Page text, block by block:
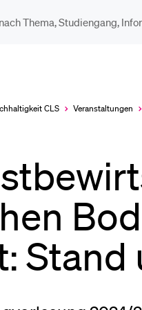
CLS Veranstaltungen